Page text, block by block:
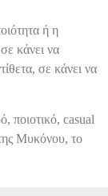
ή η
κάνει να
σε κάνει να
ποιοτικό, casual
Μυκόνου, το